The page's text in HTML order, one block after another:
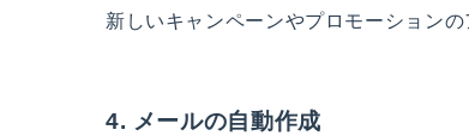
新しいキャンペーンやプロモーション
4. メールの自動作成